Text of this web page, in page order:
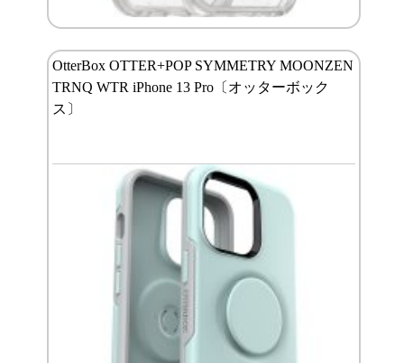
OtterBox OTTER+POP SYMMETRY MOONZEN
TRNQ WTR iPhone 13 Pro〔オッターボック
ス〕